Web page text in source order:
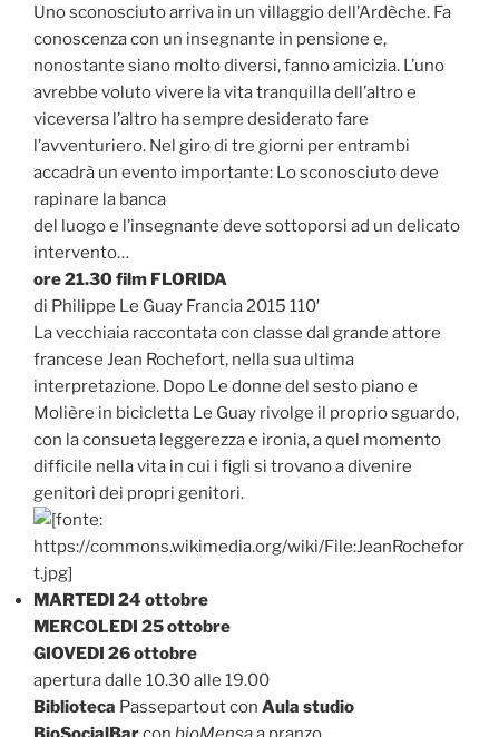
Uno sconosciuto arriva in un villaggio dell’Ardèche. Fa
conoscenza con un insegnante in pensione e,
nonostante siano molto diversi, fanno amicizia. L’uno
avrebbe voluto vivere la vita tranquilla dell’altro e
viceversa l’altro ha sempre desiderato fare
l’avventuriero. Nel giro di tre giorni per entrambi
accadrà un evento importante: Lo sconosciuto deve
rapinare la banca
del luogo e l’insegnante deve sottoporsi ad un delicato
intervento…
ore 21.30 film FLORIDA
di Philippe Le Guay Francia 2015 110′
La vecchiaia raccontata con classe dal grande attore
francese Jean Rochefort, nella sua ultima
interpretazione. Dopo Le donne del sesto piano e
Molière in bicicletta Le Guay rivolge il proprio sguardo,
con la consueta leggerezza e ironia, a quel momento
difficile nella vita in cui i figli si trovano a divenire
genitori dei propri genitori.
MARTEDI 24 ottobre
MERCOLEDI 25 ottobre
GIOVEDI 26 ottobre
apertura dalle 10.30 alle 19.00
Biblioteca Passepartout con Aula studio